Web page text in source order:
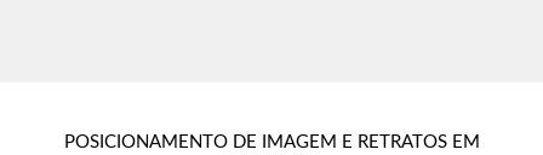
POSICIONAMENTO DE IMAGEM E RETRATOS EM